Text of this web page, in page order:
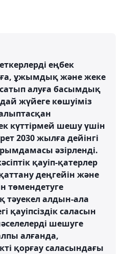
еңбек
ұжымдық және жеке
алуға басымдық
жүйеге көшуіміз
күттірмей шешу үшін
2030 жылға дейінгі
әзірленді.
қауіп-қатерлер
деңгейін және
төмендетуге
тәуекел алдын-ала
қауіпсіздік саласын
шешуге
алғанда,
қорғау саласындағы